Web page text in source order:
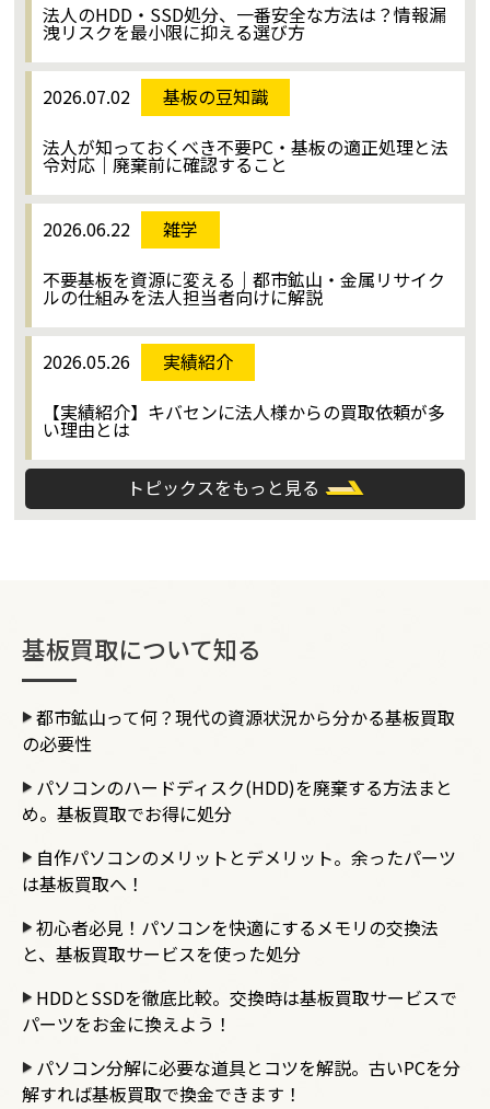
法人のHDD・SSD処分、一番安全な方法は？情報漏
洩リスクを最小限に抑える選び方
2026.07.02
基板の豆知識
法人が知っておくべき不要PC・基板の適正処理と法
令対応｜廃棄前に確認すること
2026.06.22
雑学
不要基板を資源に変える｜都市鉱山・金属リサイク
ルの仕組みを法人担当者向けに解説
2026.05.26
実績紹介
【実績紹介】キバセンに法人様からの買取依頼が多
い理由とは
トピックスをもっと見る
基板買取について知る
都市鉱山って何？現代の資源状況から分かる基板買取
の必要性
パソコンのハードディスク(HDD)を廃棄する方法まと
め。基板買取でお得に処分
自作パソコンのメリットとデメリット。余ったパーツ
は基板買取へ！
初心者必見！パソコンを快適にするメモリの交換法
と、基板買取サービスを使った処分
HDDとSSDを徹底比較。交換時は基板買取サービスで
パーツをお金に換えよう！
パソコン分解に必要な道具とコツを解説。古いPCを分
解すれば基板買取で換金できます！